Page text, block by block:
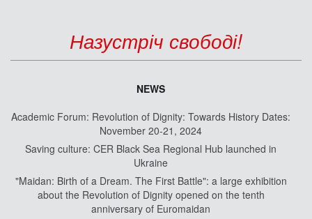
Назустріч свободі!
NEWS
Academic Forum: Revolution of Dignity: Towards History Dates:
November 20-21, 2024
Saving culture: CER Black Sea Regional Hub launched in
Ukraine
"Maidan: Birth of a Dream. The First Battle": a large exhibition
about the Revolution of Dignity opened on the tenth
anniversary of Euromaidan